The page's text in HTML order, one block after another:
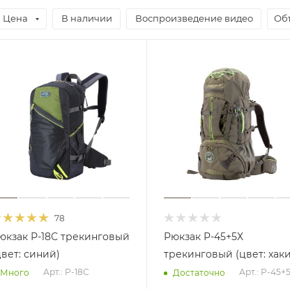
Цена В наличии Воспроизведение видео
78
Р-18С трекинговый
синий)
Много Арт.: Р-18С
Рюкзак Р-45+5Х
трекинговый (цвет:
Достаточно Арт.: Р-